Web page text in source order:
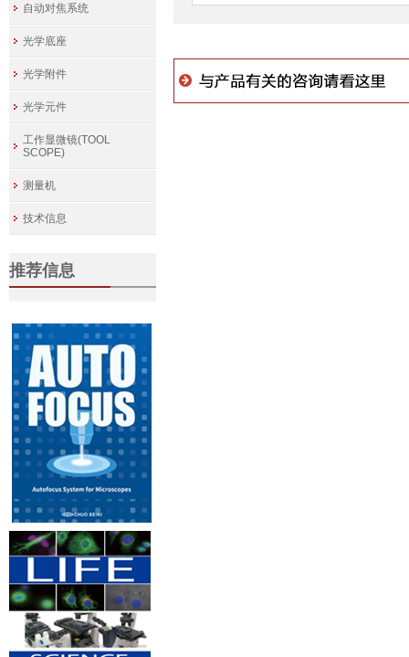
自动对焦系统
光学底座
光学附件
光学元件
工作显微镜(TOOL
SCOPE)
测量机
技术信息
推荐信息